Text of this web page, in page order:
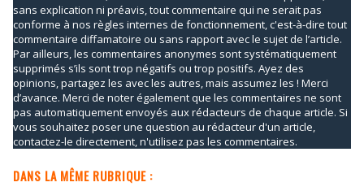
sans explication ni préavis, tout commentaire qui ne serait pas
conforme à nos règles internes de fonctionnement, c'est-à-dire tout
commentaire diffamatoire ou sans rapport avec le sujet de l’article.
Par ailleurs, les commentaires anonymes sont systématiquement
supprimés s’ils sont trop négatifs ou trop positifs. Ayez des
opinions, partagez les avec les autres, mais assumez les ! Merci
d’avance. Merci de noter également que les commentaires ne sont
pas automatiquement envoyés aux rédacteurs de chaque article. Si
vous souhaitez poser une question au rédacteur d'un article,
contactez-le directement, n'utilisez pas les commentaires.
DANS LA MÊME RUBRIQUE :